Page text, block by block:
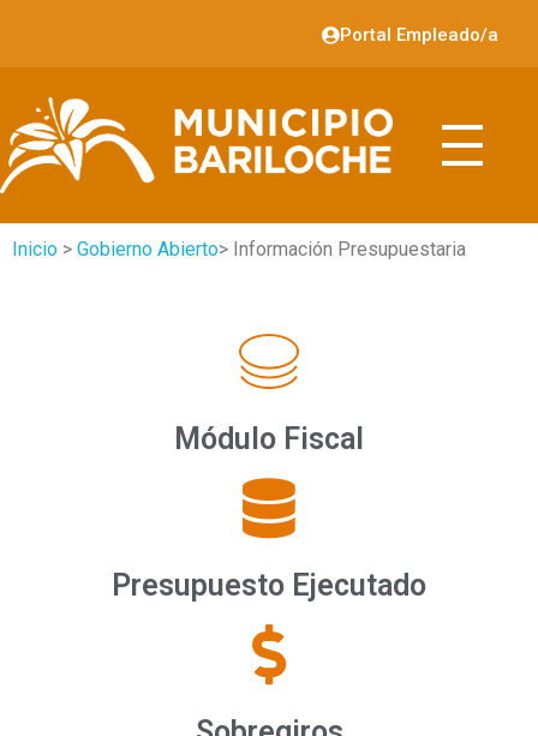
Portal Empleado/a
Inicio > Gobierno Abierto> Información Presupuestaria
Módulo Fiscal
Presupuesto Ejecutado